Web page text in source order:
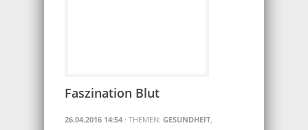
Faszination Blut
26.04.2016 14:54 · THEMEN: GESUNDHEIT,